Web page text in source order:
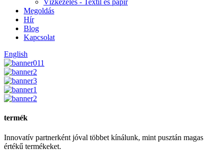
Vízkezelés - Textil és papír
Megoldás
Hír
Blog
Kapcsolat
English
termék
Innovatív partnerként jóval többet kínálunk, mint pusztán magas
értékű termékeket.